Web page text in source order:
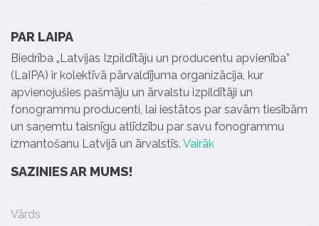
PAR LAIPA
Biedrība „Latvijas Izpildītāju un producentu apvienība”
(LaIPA) ir kolektīvā pārvaldījuma organizācija, kur
apvienojušies pašmāju un ārvalstu izpildītāji un
fonogrammu producenti, lai iestātos par savām tiesībām
un saņemtu taisnīgu atlīdzību par savu fonogrammu
izmantošanu Latvijā un ārvalstīs. Vairāk
SAZINIES AR MUMS!
Vārds